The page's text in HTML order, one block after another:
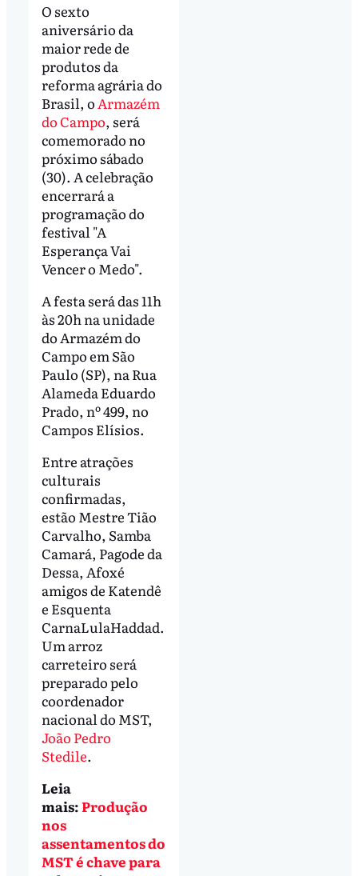
O sexto
aniversário da
maior rede de
produtos da
reforma agrária do
Brasil, oArmazém
do Campo, será
comemorado no
próximo sábado
(30). A celebração
encerrará a
programação do
festival "A
Esperança Vai
Vencer o Medo".
A festa será das 11h
às 20h na unidade
do Armazém do
Campo em São
Paulo (SP), na Rua
Alameda Eduardo
Prado, nº 499, no
Campos Elísios.
Entre atrações
culturais
confirmadas,
estão Mestre Tião
Carvalho, Samba
Camará, Pagode da
Dessa, Afoxé
amigos de Katendê
e Esquenta
CarnaLulaHaddad.
Um arroz
carreteiro será
preparado pelo
coordenador
nacional do MST,
João Pedro
Stedile.
Leia
mais:Produção
nos
assentamentos do
MST é chave para